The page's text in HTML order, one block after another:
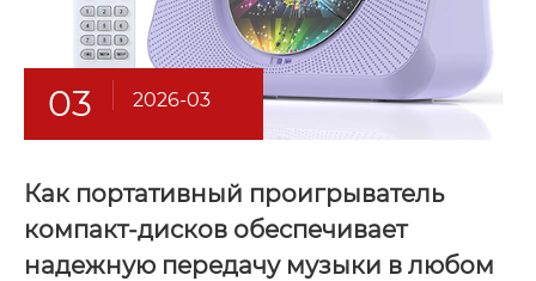
03 2026-03
Как портативный проигрыватель
компакт-дисков обеспечивает
надежную передачу музыки в любом